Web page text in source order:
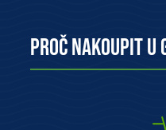
Proč nakoupit u